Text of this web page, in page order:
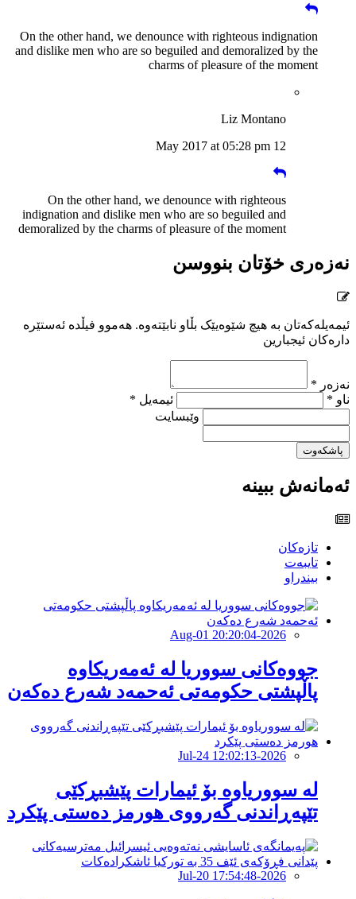
On the other hand, we denounce with righteous indignation
and dislike men who are so beguiled and demoralized by the
charms of pleasure of the moment
Liz Montano
12 May 2017 at 05:28 pm
On the other hand, we denounce with righteous
indignation and dislike men who are so beguiled and
demoralized by the charms of pleasure of the moment
نەزەری خۆتان بنووسن
ئیمەیلەکەتان بە هیچ شێوەیێک بڵاو نابێتەوە. هەموو فیڵدە ئەستێرە
دارەکان ئیجبارین
نەزەر *
ناو *
ئیمەیل *
وێبسایت
پاشکەوت
ئەمانەش ببینە
تازەکان
تایبەت
بیندراو
2026-Aug-01 20:20:04
جووەكانی سووریا لە ئەمەریكاوە
پاڵپشتی حكومەتی ئەحمەد شەرع دەكەن
2026-Jul-24 12:02:13
لە سووریاوە بۆ ئیمارات پێشبڕکێى
تێپەڕاندنى گەرووى هورمز دەستى پێکرد
2026-Jul-20 17:54:48